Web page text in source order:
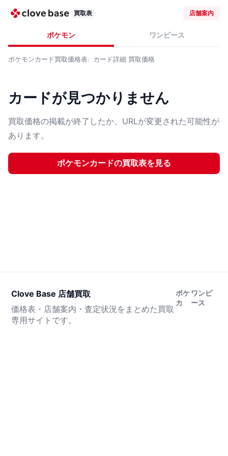
買取表 店舗案内
ポケモン ワンピース
ポケモンカード買取価格表 カード詳細 買取価格
カードが見つかりません
買取価格の掲載が終了したか、URLが変更された可能性が
あります。
ポケモンカードの買取表を見る
Clove Base 店舗買取
価格表・店舗案内・査定状況をまとめた買取
専用サイトです。
ポケ
カ
ワンピ
ース